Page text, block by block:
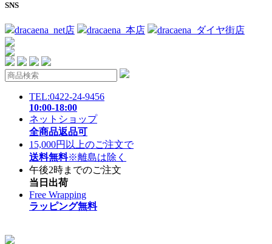
SNS
dracaena_net店 dracaena_本店 dracaena_ダイヤ街店
TEL:0422-24-9456
10:00-18:00
ネットショップ
全商品返品可
15,000円以上のご注文で
送料無料※離島は除く
午後2時までのご注文
当日出荷
Free Wrapping
ラッピング無料